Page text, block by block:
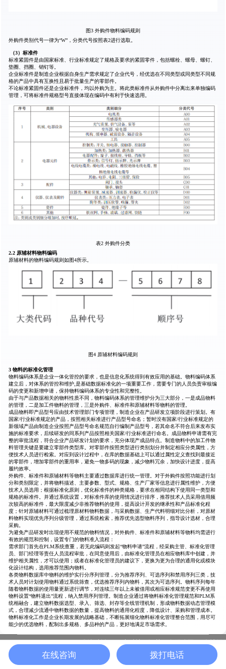
图3 外购件物料编码规则
外购件类别代号一律为“W”，分类代号按照表2进行选取。
（3）标准件
标准紧固件是由国家标准、行业标准规定了规格及要求的紧固零件，包括螺栓、螺母、螺钉、
垫圈、挡圈、销钉等。
企业标准件是制造企业根据自身生产需求规定了企业代号，经优选在不同类型或同类型不同规
格的产品中具有互换性且易于批量生产的零部件。
不论标准紧固件还是企业标准件，均以外购为主。将此类标准件从外购件中分离出来单独编码
管理，可将标准件规格型号直接体现在编码中有利于快速选用。
表2 外购件分类
2.2 原辅材料物料编码
原辅材料的物料编码规则如图4所示。
图4 原辅材料编码规则
3 物料的标准化管理
物料编码体系是企业一体化管控的要求，也是信息化系统得到有效应用的基础。物料编码体系
建立后，对体系的管控和维护,是基础数据标准化的一项重要工作，需要专门的人员负责审核编
码的变更和新增申请，保持物料编码体系的专业性和完整性。
由于与产品数据相关的物料性质不同，物料编码体系的管理维护分为三大部分，一是成品物料
的管理，二是加工件物料的管理，三是外购件、标准件和原辅材料等物料的管理。
成品物料即产品型号应由技术管理部门专项管理，制造企业在产品研发立项阶段进行策划。有
国家/行业标准规定的产品，按照相关标准进行产品型号命名；暂时没有国家/行业标准规定的
新领域产品由制造企业按照产品型号命名规范自行编制产品型号，若其命名不符合后来发布实
施的标准要求，后续研发的同系列产品按照相关国家/行业标准进行命名。成品物料申请需有完
整的审批流程，符合企业产品研发计划的要求，充分体现产成品特点。制造物料中的加工件物
料管理关键是要建立零部件类型库。对零部件按照类型进行类别划分并制定相应分类属性，方
便技术人员进行检索。对应到设计过程中，在库的数据基础上可以通过属性定义查找到最接近
的零部件，增加零部件的重用率，避免一物多码的现象，减少物料冗余，加快设计进度，提高
履约效率。
外购件、标准件和原辅材料等物料主要通过数据库进行统一管理。对于外购件按照功能进行划
分和类别限定，并将物料描述、主要参数、型式、规格、生产厂家等信息进行属性维护，方便
技术人员选用；根据标准化原则，优化标准件的种类规格，要求在相同结构下使用同一类型和
规格的标准件。并通过系统设置，对标准件库的使用情况进行排序，推荐技术人员采用借用频
次较高的标准件，最大限度减少非推荐物料的使用，提高设计开发的继承性和产品标准化程
度；针对原辅材料可通过梳理原材料物料数据，与采购数据、生产代料明细对比分析，对原材
料物料实现优先序列分级管理，通过系统检索，推荐优先选型物料序列，指导设计选材，合理
采购。
为避免产品研发时出现使用不规范的物料情况，对外购件、标准件和原辅材料等物料均需进行
有效的规范和控制，设置专门的物料准入流程：
需求部门首先在PLM系统查重，若无此编码则发起“物料申请”流程，经采购主管、标准化管理
员、部门经理等责任人员流程审批，在同意使用后，由标准化管理员在相应物料库中创建，并
维护相关属性，才可以使用；或者在标准化管理员的建议下，更换为更为合理的通用化或模块
化设计结构，选用推荐范围内物料。
各类物料数据库中物料的维护实行分序列管理，分为推荐序列、可选序列和禁用序列三类，技
术人员对计划使用物料通过系统筛查，优选推荐序列内物料，其次为可选序列。物料序列每年
随着物料数据的使用量更新进行调节，对连续三年以上未被借用或相应标准规范变更不再使用
物料设置“物料退出”流程，纳入禁用序列管理。制造企业通过将物料标准化管理规范和PLM系
统相融合，建立物料数据选型、录入、筛选、封存等全线管理机制，形成物料数据动态管理模
式，合理减少流通中物料数据的数量，提高物料的通用化程度，降低设计、采购和管理成本。
物料标准化工作是企业长期发展的战略基础，不断拓展细化物料标准化管理整合范围，用尽可
能少的优选物料，配制出多规格、多品种的产品，更好地满足市场需求。
苏ICP备19037339号-10 | 版权所有：一半科技（江苏）有限公司 友情链
接： 化工PLM丨 黑湖科技
在线咨询 拨打电话